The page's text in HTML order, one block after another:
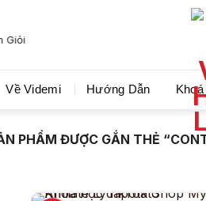
Giỏi
Về Videmi Hướng Dẫn
PHẨM ĐƯỢC GẮN THẺ